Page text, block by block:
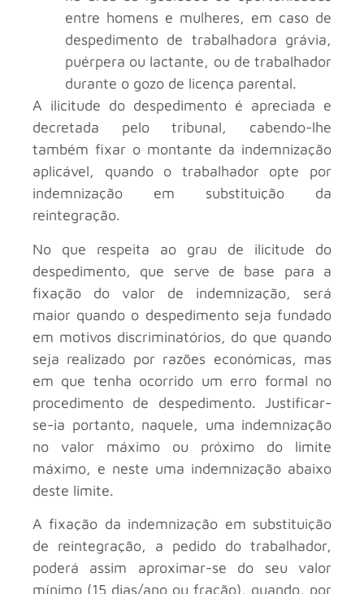
entre homens e mulheres, em caso de
despedimento de trabalhadora grávia,
puérpera ou lactante, ou de trabalhador
durante o gozo de licença parental.
A ilicitude do despedimento é apreciada e
decretada pelo tribunal, cabendo-lhe
também fixar o montante da indemnização
aplicável, quando o trabalhador opte por
indemnização em substituição da
reintegração.
No que respeita ao grau de ilicitude do
despedimento, que serve de base para a
fixação do valor de indemnização, será
maior quando o despedimento seja fundado
em motivos discriminatórios, do que quando
seja realizado por razões económicas, mas
em que tenha ocorrido um erro formal no
procedimento de despedimento. Justificar-
se-ia portanto, naquele, uma indemnização
no valor máximo ou próximo do limite
máximo, e neste uma indemnização abaixo
deste limite.
A fixação da indemnização em substituição
de reintegração, a pedido do trabalhador,
poderá assim aproximar-se do seu valor
mínimo (15 dias/ano ou fração), quando, por